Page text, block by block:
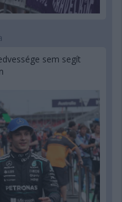
sem segít